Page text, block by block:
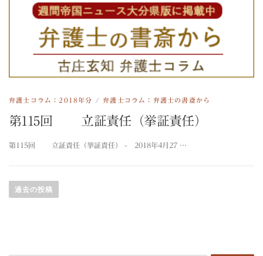
弁護士コラム：2018年分 /弁護士コラム：弁護士の書斎から
第115回 立証責任（挙証責任）
第115回 立証責任（挙証責任） - 2018年4月27 …
稿
過去の投稿